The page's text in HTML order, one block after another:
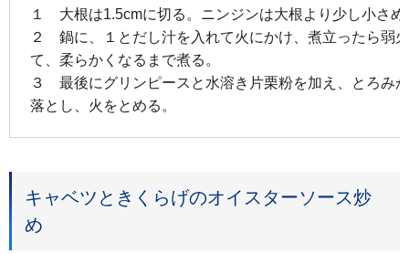
１ 大根は1.5cmに切る。ニンジンは大根より少し小さめ
２ 鍋に、１とだし汁を入れて火にかけ、煮立ったら弱
て、柔らかくなるまで煮る。
３ 最後にグリンピースと水溶き片栗粉を加え、とろみ
落とし、火をとめる。
キャベツときくらげのオイスターソース炒
め